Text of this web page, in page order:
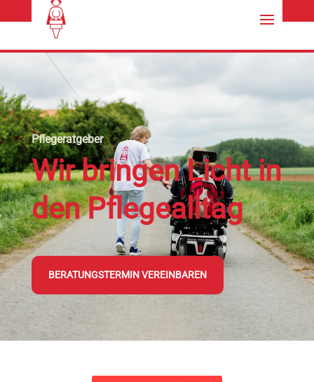
Pflegeratgeber
Wir bringen Licht in
den Pflegealltag
BERATUNGSTERMIN VEREINBAREN